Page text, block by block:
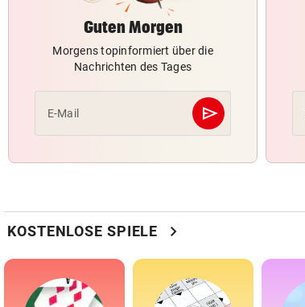
Guten Morgen
Morgens topinformiert über die
Nachrichten des Tages
E-Mail send
Abschicken
KOSTENLOSE SPIELE chevron_right